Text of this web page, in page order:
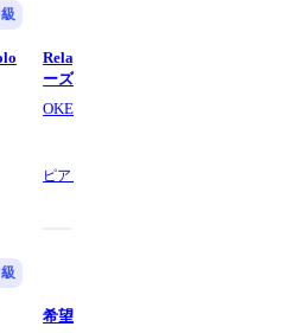
Relay～杜の詩 - サザンオールスタ
ーズ
OKEIKO PIANO
ピアノ,
希望の轍 - サザンオールスターズ